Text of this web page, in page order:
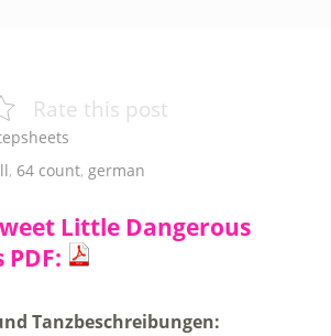
Rate this post
, 64 count, german
Little Dangerous
Tanzbeschreibungen: